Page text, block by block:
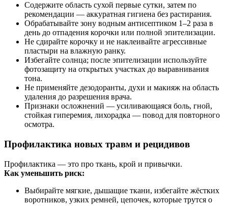
Содержите область сухой первые сутки, затем по
рекомендации — аккуратная гигиена без растирания.
Обрабатывайте зону водным антисептиком 1–2 раза в
день до отпадения корочки или полной эпителизации.
Не сдирайте корочку и не наклеивайте агрессивные
пластыри на влажную ранку.
Избегайте солнца; после эпителизации используйте
фотозащиту на открытых участках до выравнивания
тона.
Не применяйте дезодоранты, духи и макияж на область
удаления до разрешения врача.
Признаки осложнений — усиливающаяся боль, гной,
стойкая гиперемия, лихорадка — повод для повторного
осмотра.
Профилактика новых травм и рецидивов
Профилактика — это про ткань, крой и привычки.
Как уменьшить риск:
Выбирайте мягкие, дышащие ткани, избегайте жёстких
воротников, узких ремней, цепочек, которые трутся о